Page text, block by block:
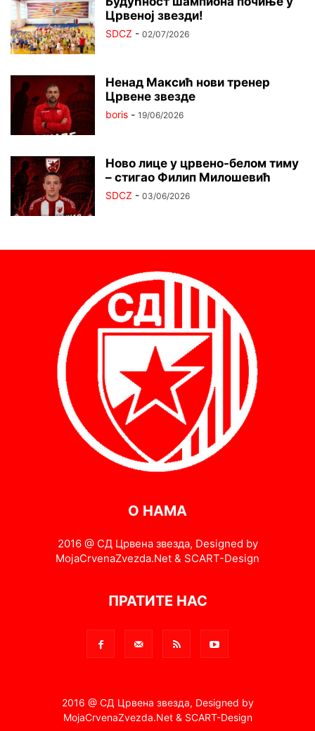
Црвеној звезди!
SDCZ - 02/07/2026
Ненад Максић нови тренер
Црвене звезде
boris - 19/06/2026
Ново лице у црвено-белом тиму
– стигао Филип Милошевић
SDCZ - 03/06/2026
О НАМА
2016 @ СД Црвена звезда, Designed by
MojaCrvenaZvezda.Net & SCART-Design
ПРАТИТЕ НАС
2016 @ СД Црвена звезда, Designed by
MojaCrvenaZvezda.Net & SCART-Design